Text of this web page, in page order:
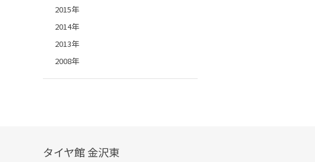
2015年
2014年
2013年
2008年
タイヤ館 金沢東